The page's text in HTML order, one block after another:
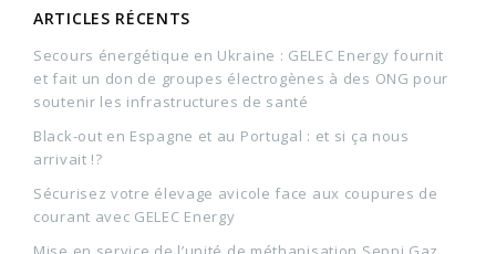
ARTICLES RÉCENTS
Secours énergétique en Ukraine : GELEC Energy fournit
et fait un don de groupes électrogènes à des ONG pour
soutenir les infrastructures de santé
Black-out en Espagne et au Portugal : et si ça nous
arrivait !?
Sécurisez votre élevage avicole face aux coupures de
courant avec GELEC Energy